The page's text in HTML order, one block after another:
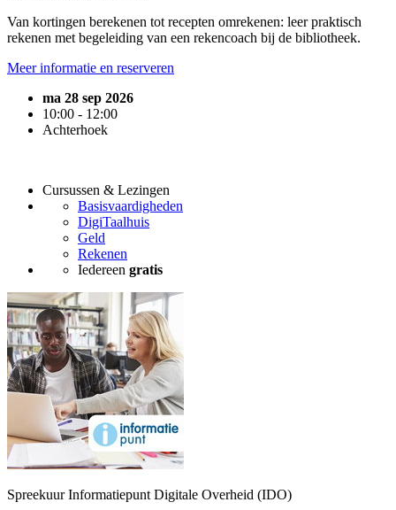
Van kortingen berekenen tot recepten omrekenen: leer praktisch
rekenen met begeleiding van een rekencoach bij de bibliotheek.
Meer informatie en reserveren
ma 28 sep 2026
10:00 - 12:00
Achterhoek
Cursussen & Lezingen
Basisvaardigheden
DigiTaalhuis
Geld
Rekenen
Iedereen gratis
Spreekuur Informatiepunt Digitale Overheid (IDO)